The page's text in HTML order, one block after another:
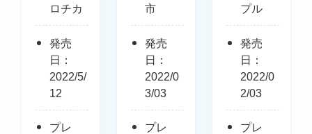
ロチカ
発売
日：
2022/5/
12
プレ
市
発売
日：
2022/0
3/03
プレ
プル
発売
日：
2022/0
2/03
プレ